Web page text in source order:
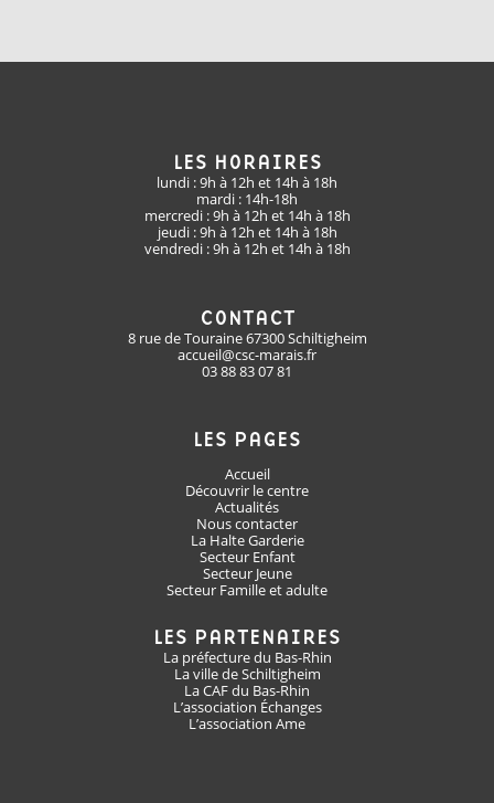
LES HORAIRES
lundi : 9h à 12h et 14h à 18h
mardi : 14h-18h
mercredi : 9h à 12h et 14h à 18h
jeudi : 9h à 12h et 14h à 18h
vendredi : 9h à 12h et 14h à 18h
CONTACT
8 rue de Touraine 67300 Schiltigheim
accueil@csc-marais.fr
03 88 83 07 81
LES PAGES
Accueil
Découvrir le centre
Actualités
Nous contacter
La Halte Garderie
Secteur Enfant
Secteur Jeune
Secteur Famille et adulte
LES PARTENAIRES
La préfecture du Bas-Rhin
La ville de Schiltigheim
La CAF du Bas-Rhin
L’association Échanges
L’association Ame